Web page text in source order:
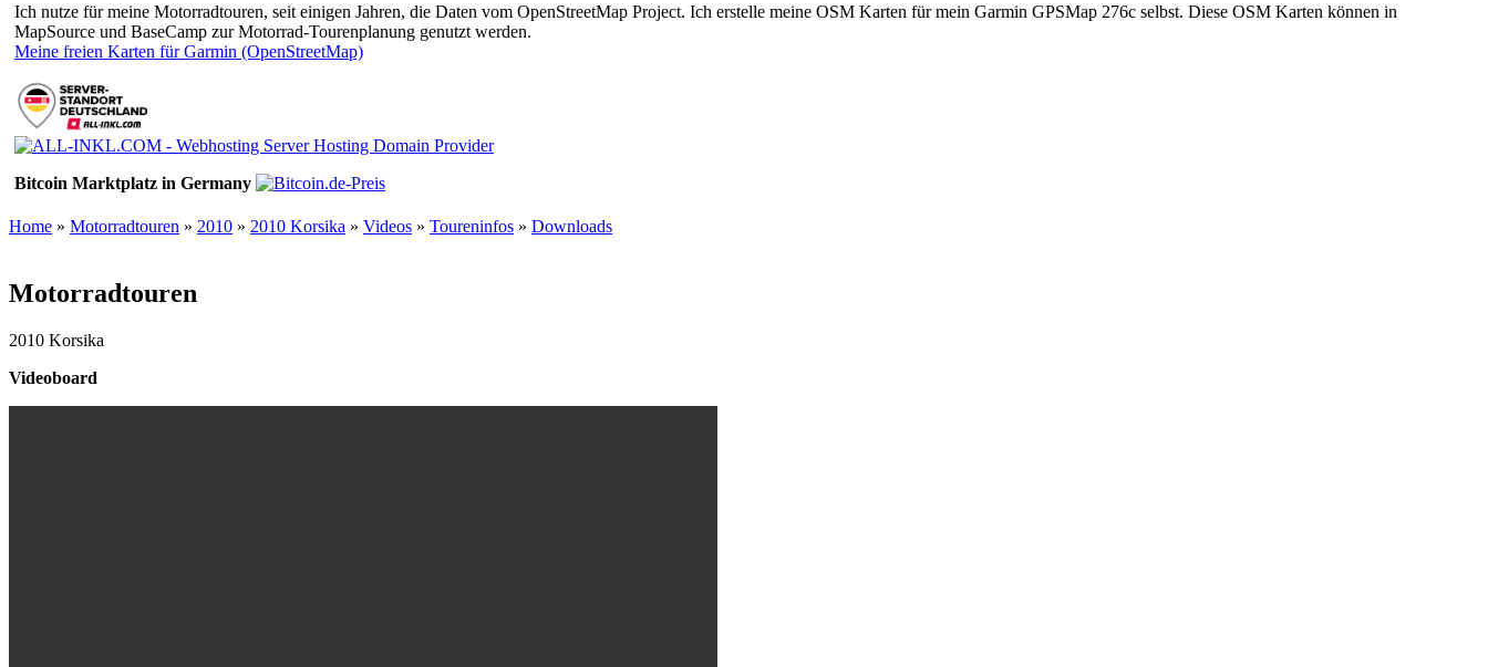
Ich nutze für meine Motorradtouren, seit einigen Jahren, die Daten vom OpenStreetMap Project. Ich erstelle meine OSM Karten für mein Garmin GPSMap 276c selbst. Diese OSM Karten können in
MapSource und BaseCamp zur Motorrad-Tourenplanung genutzt werden.
Meine freien Karten für Garmin (OpenStreetMap)
Bitcoin Marktplatz in Germany
Home » Motorradtouren » 2010 » 2010 Korsika » Videos » Toureninfos » Downloads
Motorradtouren
2010 Korsika
Videoboard